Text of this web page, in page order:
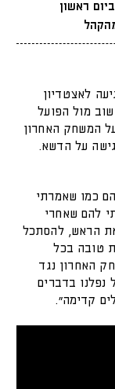
ראשון
לאצטדיון
מול הפועל
המשחק האחרון
על הדשא.
כמו שאמרתי
להם שאחרי
הראש, להסתכל
טובה בכל
האחרון נגד
בדברים
קדימה".